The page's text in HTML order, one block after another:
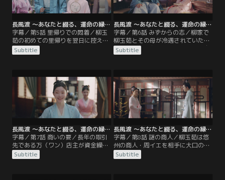
察した顧九思の心遣いだった。
聞き取りを開始。
長風渡 ～あなたと綴る、運命の縁～ 第05話／字幕
字幕／第5話 里帰りでの悶着／柳玉
茹の初めての里帰りを翌日に控え、
柳家では張月児が妓楼での玉茹の振
る舞いを当主・柳宣（リウ・シュエ
た柳宣は、柳玉茹のしつけがなって
いないとして正妻の蘇婉に罰を与え
る。翌日、柳家を訪れた柳玉茹と顧
九思は両親らとなごやかに歓談する
Subtitle
長風渡 ～あなたと綴る、運命の縁～ 第06話／字幕
字幕／第6話 みずからの志／柳家で
柳玉茹とその母が冷遇されていたこ
とを知った顧九思は、これからは自
分が守ると玉茹に約束する。夫を見
隙あらば遊びたい九思は浮かない顔
だ。柳玉茹から休む間もなく勉強す
るよう叱咤されうんざりした九思
は、自分の志はないのかと玉茹に問
いかける。
Subtitle
長風渡 ～あなたと綴る、運命の縁～ 第07話／字幕
字幕／第7話 商いの要／長年の取引
先である万（ワン）店主が資金繰り
に窮していることを知った柳玉茹
は、機転を利かせて取引を助ける。
Subtitle
長風渡 ～あなたと綴る、運命の縁～ 第08話／字幕
字幕／第8話 謎の商人／柳玉茹は悠
州の商人・周イエを相手に大口の商
いを進めていたが、契約まであと一
歩というところで取引が頓挫してし
Subtitle